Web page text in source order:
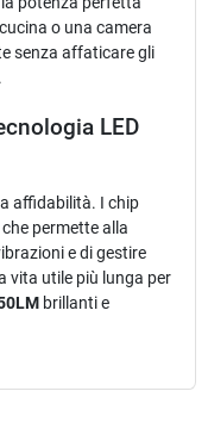
o una camera
senza affaticare gli
.
LED
affidabilità. I chip
permette alla
e di gestire
vita utile più lunga per
brillanti e